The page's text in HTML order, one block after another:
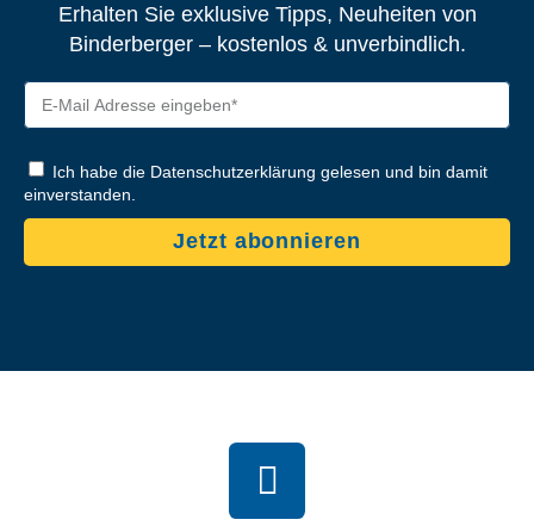
Erhalten Sie exklusive Tipps, Neuheiten von
Binderberger – kostenlos & unverbindlich.
Ich habe die Datenschutzerklärung gelesen und bin damit
einverstanden.
Jetzt abonnieren